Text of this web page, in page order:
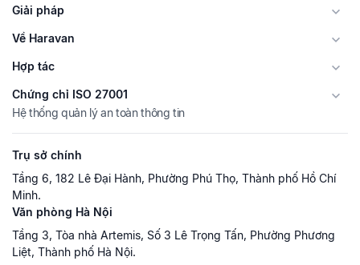
Giải pháp
Về Haravan
Hợp tác
Chứng chỉ ISO 27001
Hệ thống quản lý an toàn thông tin
Trụ sở chính
Tầng 6, 182 Lê Đại Hành, Phường Phú Thọ, Thành phố Hồ Chí
Minh.
Văn phòng Hà Nội
Tầng 3, Tòa nhà Artemis, Số 3 Lê Trọng Tấn, Phường Phương
Liệt, Thành phố Hà Nội.